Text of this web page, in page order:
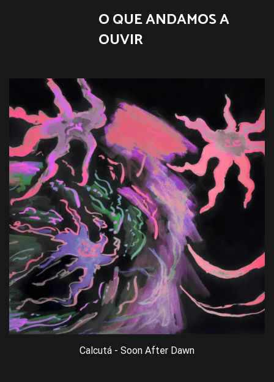
O QUE ANDAMOS A
OUVIR
Calcutá - Soon After Dawn